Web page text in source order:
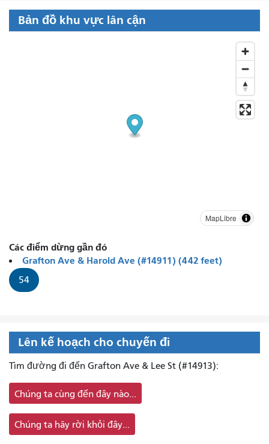
Bản đồ khu vực lân cận
MapLibre
Các điểm dừng gần đó
Grafton Ave & Harold Ave (#14911) (442 feet)
54
Lên kế hoạch cho chuyến đi
Tìm đường đi đến Grafton Ave & Lee St (#14913):
Chúng ta cùng đến đây nào...
Chúng ta hãy rời khỏi đây...